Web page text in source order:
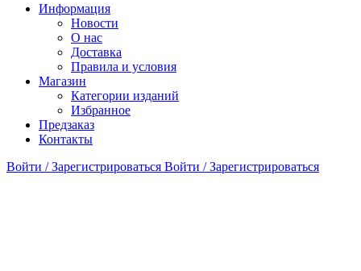
Информация
Новости
О нас
Доставка
Правила и условия
Магазин
Категории изданий
Избранное
Предзаказ
Контакты
Войти / Зарегистрироваться Войти / Зарегистрироваться